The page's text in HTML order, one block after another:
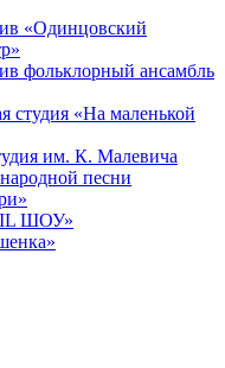
«Одинцовский
фольклорный ансамбль
студия «На маленькой
им. К. Малевича
песни
ШОУ»